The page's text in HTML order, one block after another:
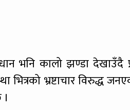
भनि कालो झण्डा देखाउँदै
भित्रको भ्रष्टाचार विरुद्ध